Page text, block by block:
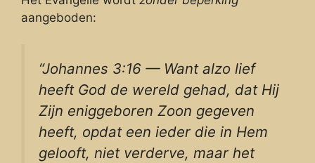
aangeboden:
“Johannes 3:16 — Want alzo lief
heeft God de wereld gehad, dat Hij
Zijn eniggeboren Zoon gegeven
heeft, opdat een ieder die in Hem
gelooft, niet verderve, maar het